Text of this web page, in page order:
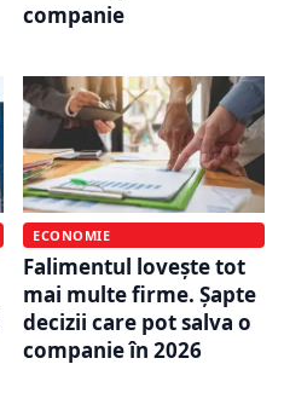
companie
ECONOMIE
Falimentul lovește tot
mai multe firme. Șapte
decizii care pot salva o
companie în 2026